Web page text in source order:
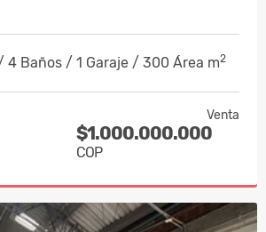
4 Baños / 1 Garaje / 300 Área m2
Venta
$1.000.000.000
COP